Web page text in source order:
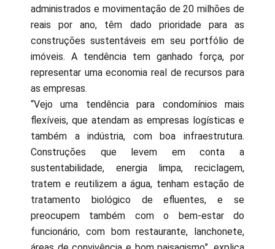
administrados e movimentação de 20 milhões de
reais por ano, têm dado prioridade para as
construções sustentáveis em seu portfólio de
imóveis. A tendência tem ganhado força, por
representar uma economia real de recursos para
as empresas.
“Vejo uma tendência para condomínios mais
flexíveis, que atendam as empresas logísticas e
também a indústria, com boa infraestrutura.
Construções que levem em conta a
sustentabilidade, energia limpa, reciclagem,
tratem e reutilizem a água, tenham estação de
tratamento biológico de efluentes, e se
preocupem também com o bem-estar do
funcionário, com bom restaurante, lanchonete,